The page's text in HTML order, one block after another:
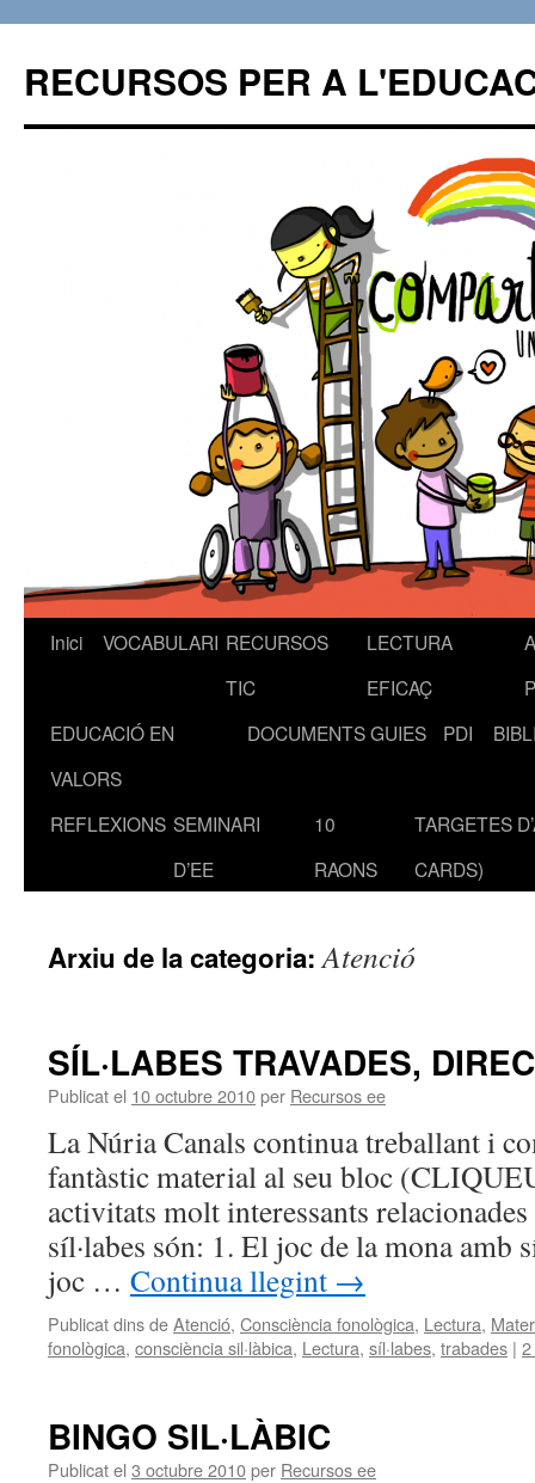
RECURSOS PER A
Vés
contingut
Inici VOCABULARI RECURSOS
TIC
LECTURA
EFICAÇ
EDUCACIÓ EN
VALORS
DOCUMENTSGUIES PDI
REFLEXIONS SEMINARI
D’EE
10
RAONS
TARGETES
CARDS)
Arxiu de la categoria:Atenció
SÍL·LABES TRAVADES,
Publicat el 10 octubre 2010per Recursos ee
La Núria Canals continua treballant i
fantàstic material al seu bloc
activitats molt interessants
síl·labes són: 1. El joc de la mona amb
joc … Continua llegint →
Publicat dins deAtenció, Consciència fonològica, Lectura,
fonològica, consciència sil·làbica, Lectura, síl·labes, trabades |
BINGO SIL·LÀBIC
Publicat el 3 octubre 2010per Recursos ee